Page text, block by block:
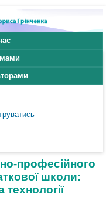
професійного
школи:
технології